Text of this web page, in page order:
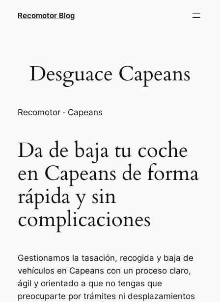
Recomotor Blog
Desguace Capeans
Recomotor · Capeans
Da de baja tu coche
en Capeans de forma
rápida y sin
complicaciones
Gestionamos la tasación, recogida y baja de
vehículos en Capeans con un proceso claro,
ágil y orientado a que no tengas que
preocuparte por trámites ni desplazamientos